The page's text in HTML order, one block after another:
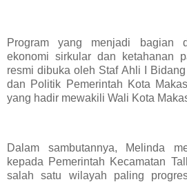
Program yang menjadi bagian
ekonomi sirkular dan ketahanan
resmi dibuka oleh Staf Ahli I
dan Politik Pemerintah Kota
yang hadir mewakili Wali Kota
Dalam sambutannya, Melinda
kepada Pemerintah Kecamatan
salah satu wilayah paling